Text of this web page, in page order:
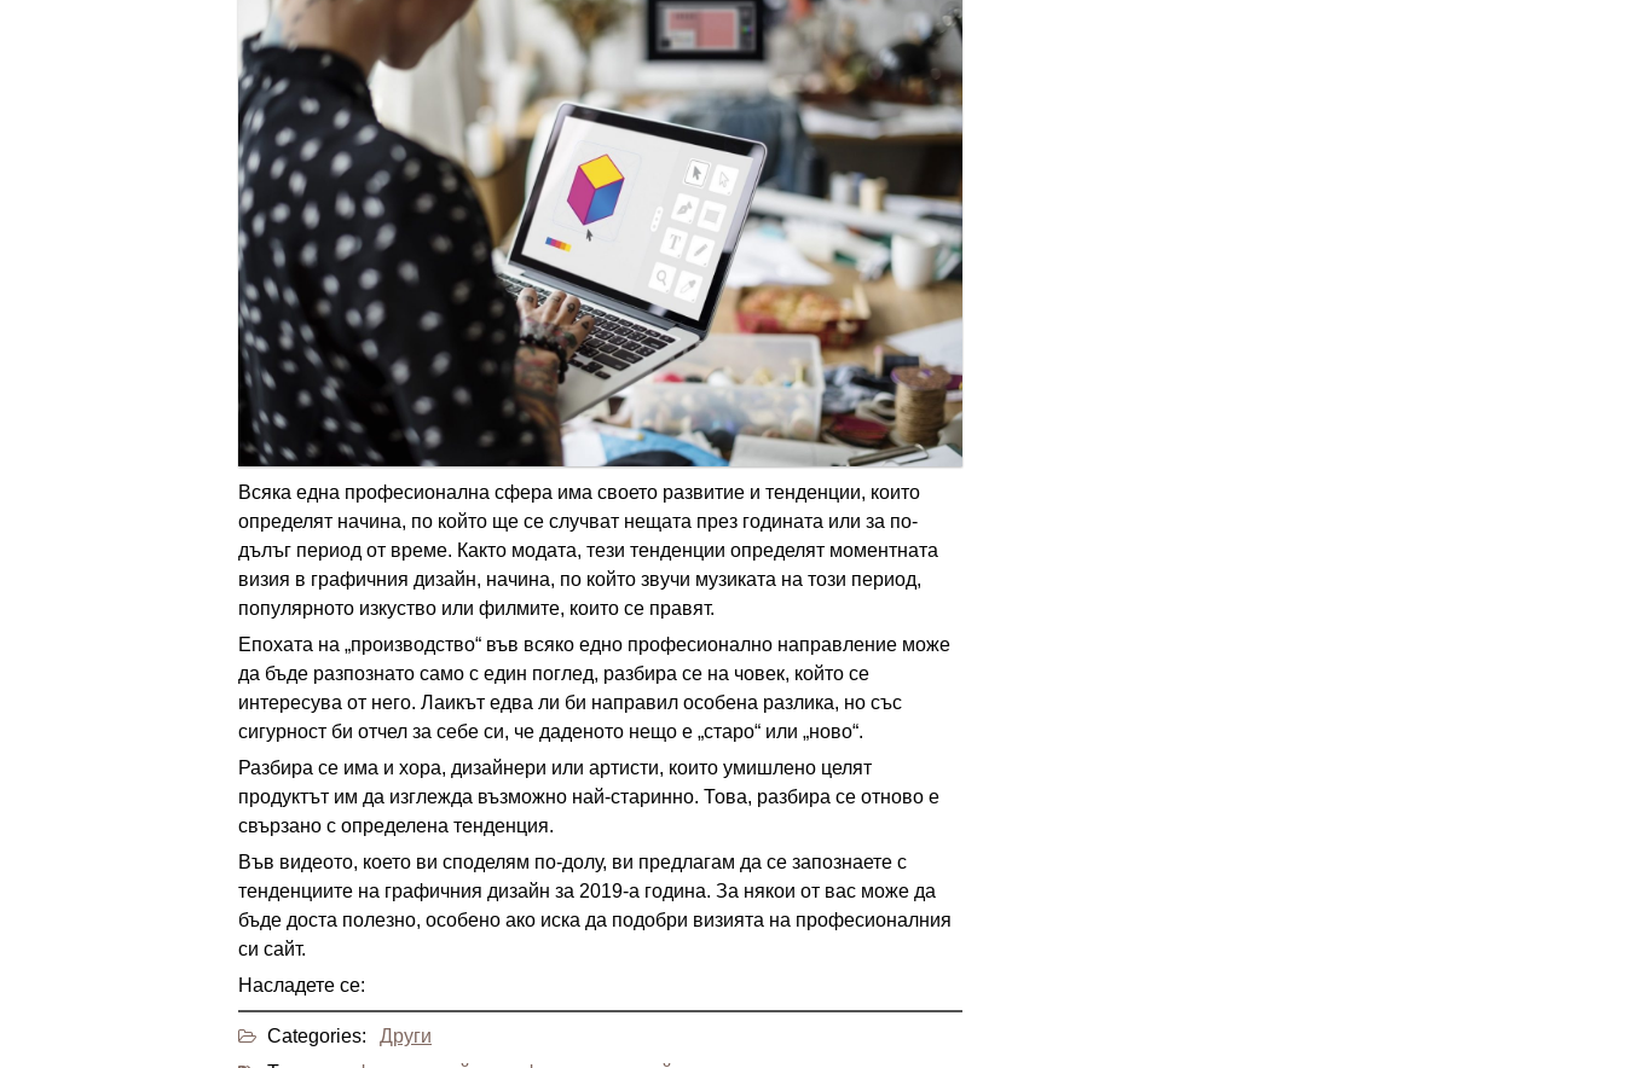
Всяка една професионална сфера има своето развитие и тенденции, които
определят начина, по който ще се случват нещата през годината или за по-
дълъг период от време. Както модата, тези тенденции определят моментната
визия в графичния дизайн, начина, по който звучи музиката на този период,
популярното изкуство или филмите, които се правят.
Епохата на „производство“ във всяко едно професионално направление може
да бъде разпознато само с един поглед, разбира се на човек, който се
интересува от него. Лаикът едва ли би направил особена разлика, но със
сигурност би отчел за себе си, че даденото нещо е „старо“ или „ново“.
Разбира се има и хора, дизайнери или артисти, които умишлено целят
продуктът им да изглежда възможно най-старинно. Това, разбира се отново е
свързано с определена тенденция.
Във видеото, което ви споделям по-долу, ви предлагам да се запознаете с
тенденциите на графичния дизайн за 2019-а година. За някои от вас може да
бъде доста полезно, особено ако иска да подобри визията на професионалния
си сайт.
Насладете се:
Categories:
Други